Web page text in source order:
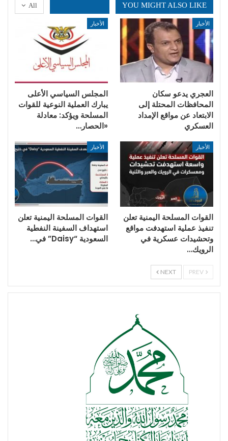
All YOU MIGHT ALSO LIKE
الأخبار
العجري يدعو سكان
المحافظات المحتلة إلى
الابتعاد عن مواقع الإمداد
العسكري
الأخبار
المجلس السياسي الأعلى
يبارك العملية النوعية للقوات
المسلحة ويؤكد: معادلة
«الحصار…
الأخبار
القوات المسلحة اليمنية تعلن
تنفيذ عملية استهدفت مواقع
وتحشيدات عسكرية في
الرويك…
الأخبار
القوات المسلحة اليمنية تعلن
استهداف السفينة النفطية
السعودية “Daisy” في…
NEXT